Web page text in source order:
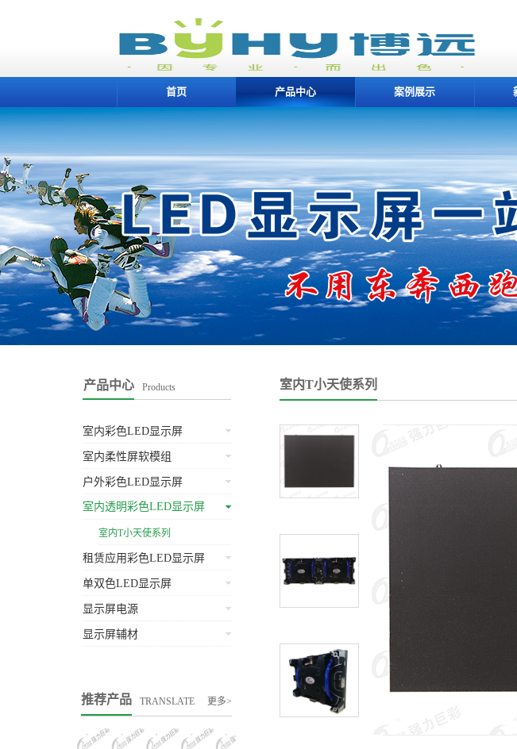
首页 产品中心 案例展示
产品中心 Products
室内彩色LED显示屏
室内柔性屏软模组
户外彩色LED显示屏
室内透明彩色LED显示屏
室内T小天使系列
租赁应用彩色LED显示屏
单双色LED显示屏
显示屏电源
显示屏辅材
推荐产品 TRANSLATE 更多>
室内T小天使系列